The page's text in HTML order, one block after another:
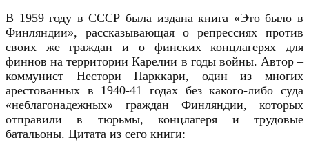
В 1959 году в СССР была издана книга «Это было в
Финляндии», рассказывающая о репрессиях против
своих же граждан и о финских концлагерях для
финнов на территории Карелии в годы войны. Автор –
коммунист Нестори Парккари, один из многих
арестованных в 1940-41 годах без какого-либо суда
«неблагонадежных» граждан Финляндии, которых
отправили в тюрьмы, концлагеря и трудовые
батальоны. Цитата из сего книги: